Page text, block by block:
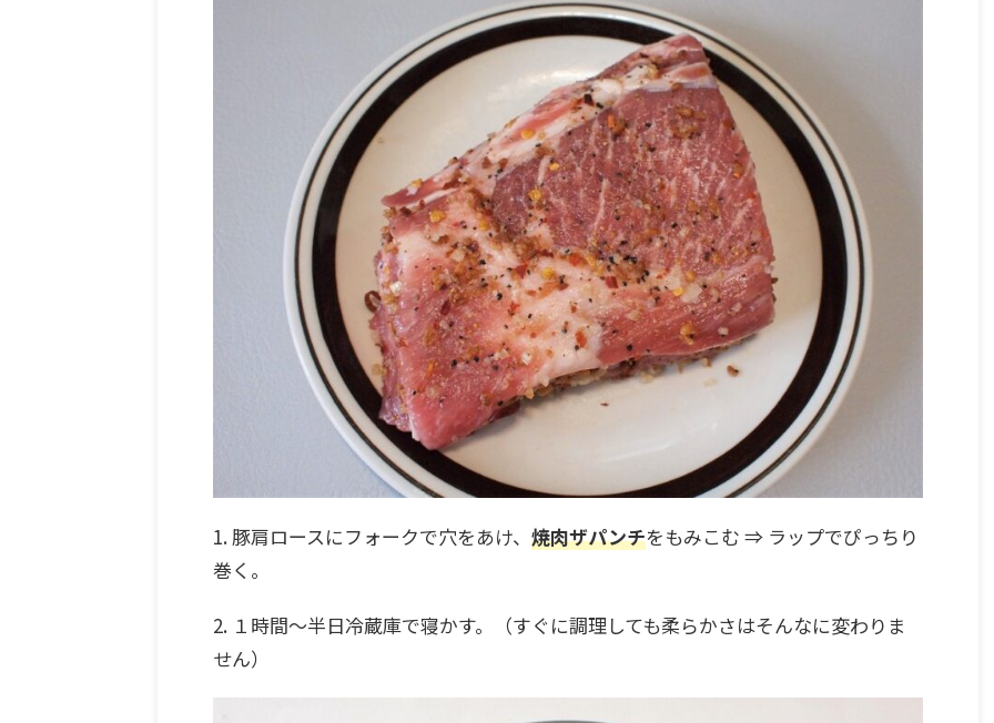
1. 豚肩ロースにフォークで穴をあけ、 焼肉ザパンチをもみこむ ⇒ ラップでぴっちり
巻く。
2. １時間～半日冷蔵庫で寝かす。（すぐに調理しても柔らかさはそんなに変わりま
せん）